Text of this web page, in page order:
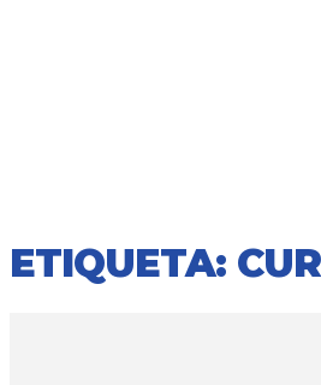
ETIQUETA: